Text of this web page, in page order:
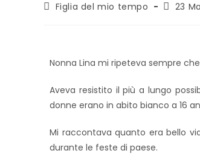
Figlia del mio tempo 23
Nonna Lina mi ripeteva sempre
Aveva resistito il più a lungo
donne erano in abito bianco a 16
Mi raccontava quanto era bello
durante le feste di paese.